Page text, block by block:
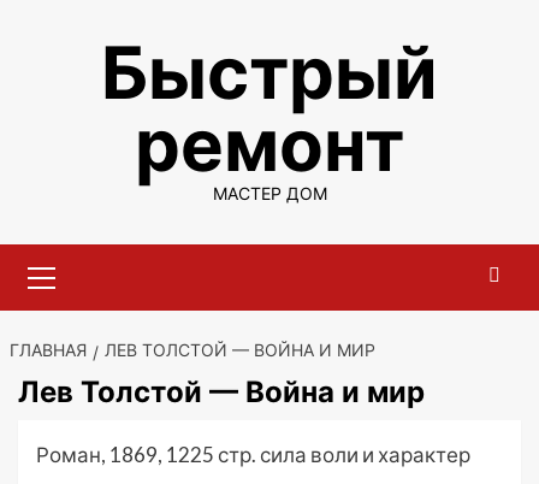
содержимомуБыстрый
ремонт
МАСТЕР ДОМ
меню
ГЛАВНАЯ ЛЕВ ТОЛСТОЙ — ВОЙНА И МИР
Лев Толстой — Война и мир
Роман, 1869, 1225 стр. сила воли и характер